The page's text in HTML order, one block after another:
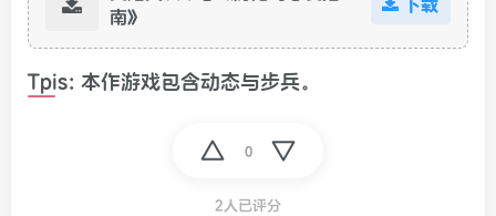
南》
Tpis: 本作游戏包含动态与步兵。
0
2人已评分